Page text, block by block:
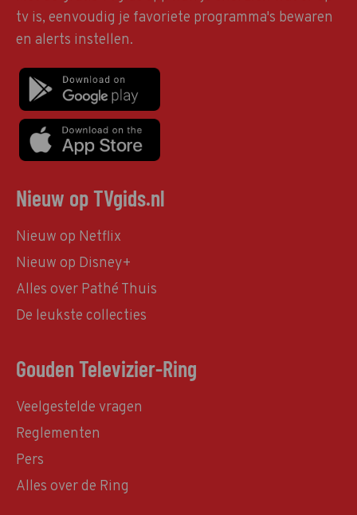
tv is, eenvoudig je favoriete programma's bewaren
en alerts instellen.
Nieuw op TVgids.nl
Nieuw op Netflix
Nieuw op Disney+
Alles over Pathé Thuis
De leukste collecties
Gouden Televizier-Ring
Veelgestelde vragen
Reglementen
Pers
Alles over de Ring